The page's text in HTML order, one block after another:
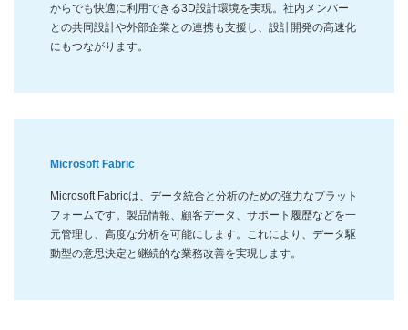
からでも快適に利用できる3D設計環境を実現。社内メンバー
との共同設計や外部企業との連携も支援し、設計開発の高速化
にもつながります。
Microsoft Fabric
Microsoft Fabricは、データ統合と分析のための強力なプラット
フォームです。製品情報、顧客データ、サポート履歴などを一
元管理し、高度な分析を可能にします。これにより、データ駆
動型の意思決定と継続的な業務改善を実現します。